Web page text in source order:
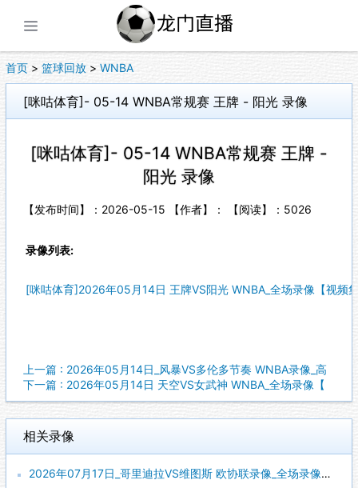
首页 > 篮球回放 > WNBA
[咪咕体育]- 05-14 WNBA常规赛 王牌 - 阳光 录像
[咪咕体育]- 05-14 WNBA常规赛 王牌 -
阳光 录像
【发布时间】：2026-05-15 【作者】： 【阅读】： 5026
录像列表:
[咪咕体育]2026年05月14日 王牌VS阳光 WNBA_全场录像【视频
上一篇 : 2026年05月14日_风暴VS多伦多节奏 WNBA录像_高
下一篇 : 2026年05月14日 天空VS女武神 WNBA_全场录像【
相关录像
2026年07月17日_哥里迪拉VS维图斯 欧协联录像_全场录像【高清回放】